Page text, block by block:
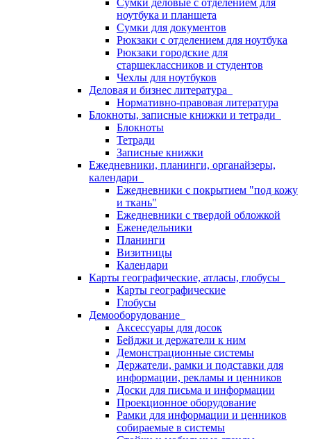
Сумки деловые с отделением для
ноутбука и планшета
Сумки для документов
Рюкзаки с отделением для ноутбука
Рюкзаки городские для
старшеклассников и студентов
Чехлы для ноутбуков
Деловая и бизнес литература
Нормативно-правовая литература
Блокноты, записные книжки и тетради
Блокноты
Тетради
Записные книжки
Ежедневники, планинги, органайзеры,
календари
Ежедневники с покрытием "под кожу
и ткань"
Ежедневники с твердой обложкой
Еженедельники
Планинги
Визитницы
Календари
Карты географические, атласы, глобусы
Карты географические
Глобусы
Демооборудование
Аксессуары для досок
Бейджи и держатели к ним
Демонстрационные системы
Держатели, рамки и подставки для
информации, рекламы и ценников
Доски для письма и информации
Проекционное оборудование
Рамки для информации и ценников
собираемые в системы